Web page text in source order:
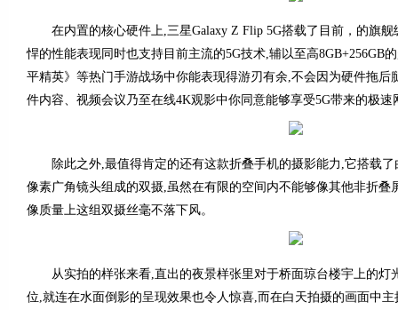
在内置的核心硬件上,三星Galaxy Z Flip 5G搭载了目前，的旗舰
悍的性能表现同时也支持目前主流的5G技术,辅以至高8GB+256GB
平精英》等热门手游战场中你能表现得游刃有余,不会因为硬件拖后
件内容、视频会议乃至在线4K观影中你同意能够享受5G带来的极速
除此之外,最值得肯定的还有这款折叠手机的摄影能力,它搭载了
像素广角镜头组成的双摄,虽然在有限的空间内不能够像其他非折叠
像质量上这组双摄丝毫不落下风。
从实拍的样张来看,直出的夜景样张里对于桥面琼台楼宇上的灯
位,就连在水面倒影的呈现效果也令人惊喜,而在白天拍摄的画面中